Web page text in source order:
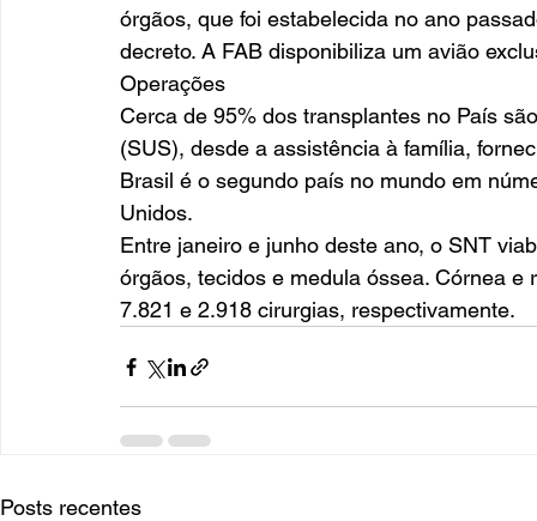
órgãos, que foi estabelecida no ano
decreto. A FAB disponibiliza um avião
Operações
Cerca de 95% dos transplantes no País
(SUS), desde a assistência à família,
Brasil é o segundo país no mundo em
Unidos.
Entre janeiro e junho deste ano, o SNT
órgãos, tecidos e medula óssea. Córnea
7.821 e 2.918 cirurgias, respectivamente.
Posts recentes